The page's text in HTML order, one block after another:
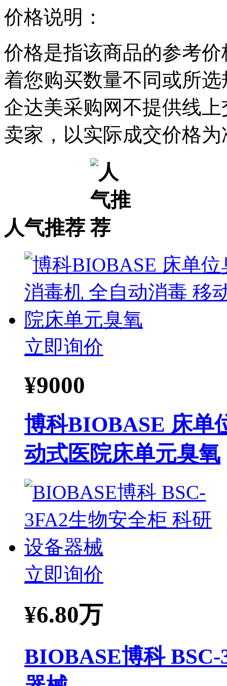
价格说明：
价格是指该商品的参考
着您购买数量不同或所
企达美采购网不提供线
卖家，以实际成交价格为
人气推荐
立即询价
¥9000
博科BIOBASE 床单
动式医院床单元臭氧
立即询价
¥6.80万
BIOBASE博科